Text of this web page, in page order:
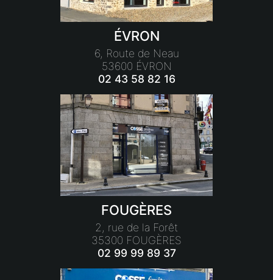
ÉVRON
6, Route de Neau
53600 ÉVRON
02 43 58 82 16
FOUGÈRES
2, rue de la Forêt
35300 FOUGÈRES
02 99 99 89 37